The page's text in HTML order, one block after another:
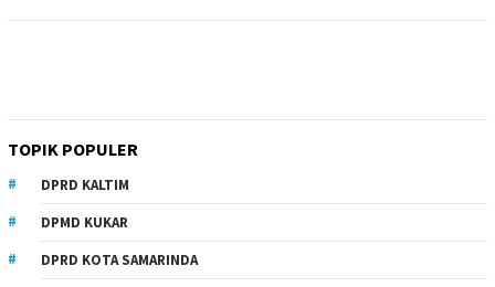
TOPIK POPULER
DPRD KALTIM
DPMD KUKAR
DPRD KOTA SAMARINDA